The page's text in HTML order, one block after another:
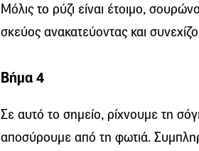
Μόλις το ρύζι είναι έτοιμο,
σκεύος ανακατεύοντας και
Βήμα 4
Σε αυτό το σημείο, ρίχνουμε τη
αποσύρουμε από τη φωτιά.